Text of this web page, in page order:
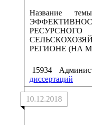
Название
РЕГИОНЕ (НА
15934
диссертаций
10.12.2018